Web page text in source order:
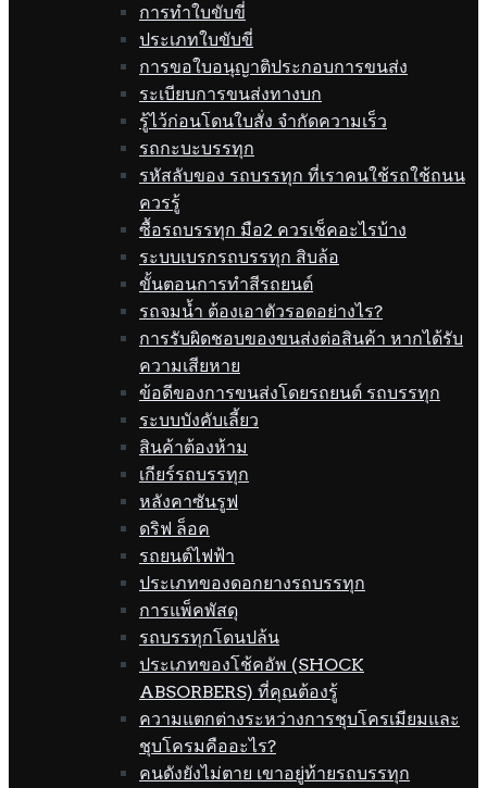
การทำใบขับขี่
ประเภทใบขับขี่
การขอใบอนุญาติประกอบการขนส่ง
ระเบียบการขนส่งทางบก
รู้ไว้ก่อนโดนใบสั่ง จำกัดความเร็ว
รถกะบะบรรทุก
รหัสลับของ รถบรรทุก ที่เราคนใช้รถใช้ถนน
ควรรู้
ซื้อรถบรรทุก มือ2 ควรเช็คอะไรบ้าง
ระบบเบรกรถบรรทุก สิบล้อ
ขั้นตอนการทำสีรถยนต์
รถจมน้ำ ต้องเอาตัวรอดอย่างไร?
การรับผิดชอบของขนส่งต่อสินค้า หากได้รับ
ความเสียหาย
ข้อดีของการขนส่งโดยรถยนต์ รถบรรทุก
ระบบบังคับเลี้ยว
สินค้าต้องห้าม
เกียร์รถบรรทุก
หลังคาซันรูฟ
ดริฟ ล็อค
รถยนต์ไฟฟ้า
ประเภทของดอกยางรถบรรทุก
การแพ็คพัสดุ
รถบรรทุกโดนปล้น
ประเภทของโช้คอัพ (SHOCK
ABSORBERS) ที่คุณต้องรู้
ความแตกต่างระหว่างการชุบโครเมียมและ
ชุบโครมคืออะไร?
คนดังยังไม่ตาย เขาอยู่ท้ายรถบรรทุก